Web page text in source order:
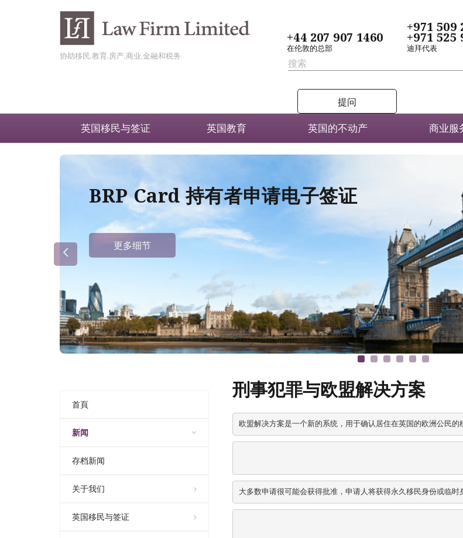
协助移民,教育,房产,商业,金融和税务
+44 207 907 1460
在伦敦的总部
+971 509
+971 525
迪拜代表
提问
英国移民与签证 英国教育 英国的不动产 商业服
BRP Card 持有者申请电子签证
更多细节
首頁
新闻
存档新闻
关于我们
英国移民与签证
刑事犯罪与欧盟解决方案
欧盟解决方案是一个新的系统，用于确认居住在英国的欧洲公民
大多数申请很可能会获得批准，申请人将获得永久移民身份或临